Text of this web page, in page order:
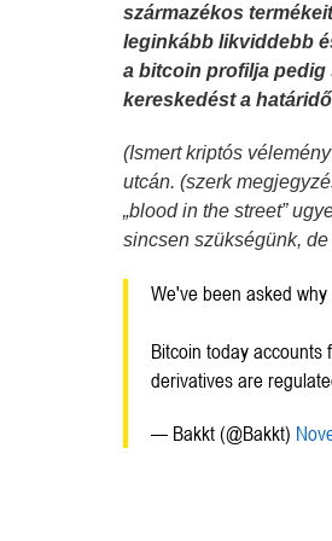
származékos
leginkább likviddebb
a bitcoin profilja pedig
kereskedést a
(Ismert kriptós
utcán. (szerk
„blood in the street”
sincsen szükségünk,
We've been asked
Bitcoin today
derivatives are
— Bakkt (@Bakkt)